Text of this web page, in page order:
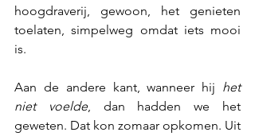
hoogdraverij, gewoon, het genieten
toelaten, simpelweg omdat iets mooi
is.
Aan de andere kant, wanneer hij het
niet voelde, dan hadden we het
geweten. Dat kon zomaar opkomen. Uit